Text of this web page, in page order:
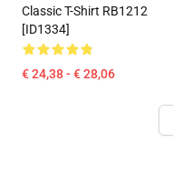
Classic T-Shirt RB1212
[ID1334]
€ 24,38 - € 28,06